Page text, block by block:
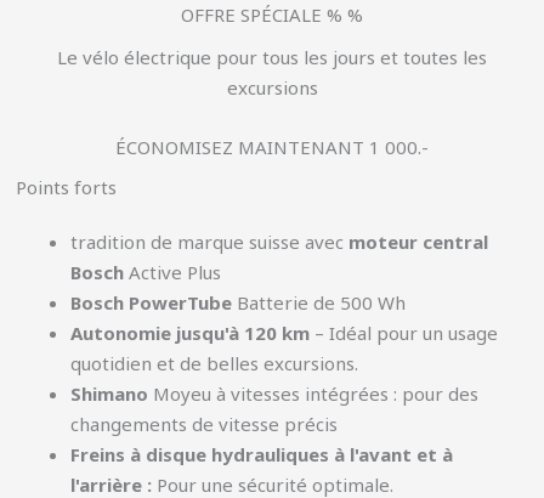
OFFRE SPÉCIALE % %
Le vélo électrique pour tous les jours et toutes les
excursions
ÉCONOMISEZ MAINTENANT 1 000.-
Points forts
tradition de marque suisse avec moteur central
Bosch Active Plus
Bosch PowerTube Batterie de 500 Wh
Autonomie jusqu'à 120 km – Idéal pour un usage
quotidien et de belles excursions.
Shimano Moyeu à vitesses intégrées : pour des
changements de vitesse précis
Freins à disque hydrauliques à l'avant et à
l'arrière : Pour une sécurité optimale.